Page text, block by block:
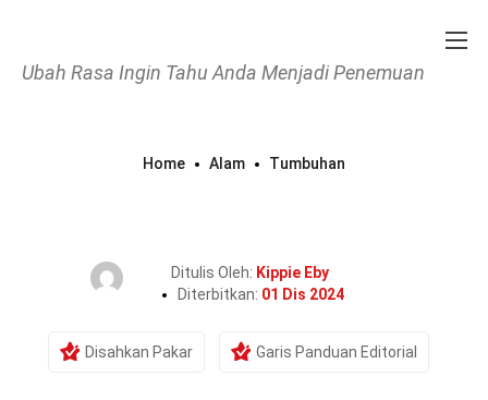
Ubah Rasa Ingin Tahu Anda Menjadi Penemuan
Home Alam Tumbuhan
Ditulis Oleh: Kippie Eby
Diterbitkan: 01 Dis 2024
Disahkan Pakar Garis Panduan Editorial